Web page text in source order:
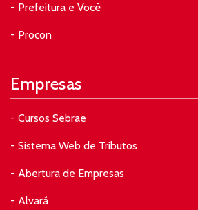
- Prefeitura e Você
- Procon
Empresas
- Cursos Sebrae
- Sistema Web de Tributos
- Abertura de Empresas
- Alvará